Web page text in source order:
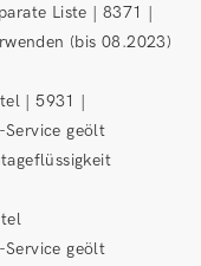
Liste | 8371 |
(bis 08.2023)
| 5931 |
Service geölt
Service geölt